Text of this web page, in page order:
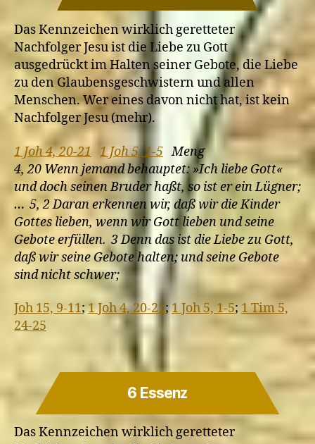
verloren
gehen?
Das Kennzeichen wirklich geretteter
Nachfolger Jesu ist die Liebe zu Gott
ausgedrückt im Halten seiner Gebote, die Liebe
zu den Glaubensgeschwistern und allen
Menschen. Wer eines davon nicht hat, ist kein
Nachfolger Jesu (mehr).
1 Joh 4, 20-21 1 Joh 5, 1-5 Meng
4, 20 Wenn jemand behauptet: »Ich liebe Gott«
und doch seinen Bruder haßt, so ist er ein Lügner;
… 5, 2 Daran erkennen wir, daß wir die Kinder
Gottes lieben, wenn wir Gott lieben und seine
Gebote erfüllen. 3 Denn das ist die Liebe zu Gott,
daß wir seine Gebote halten; und seine Gebote
sind nicht schwer;
Joh 15, 9-11;1 Joh 4, 20-21;1 Joh 5, 1-5; 1 Tim 5,
24-25
6 Essenz
Das Kennzeichen wirklich geretteter